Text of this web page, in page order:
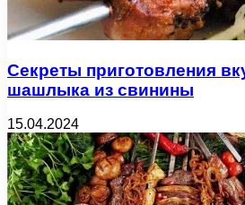
Секреты приготовления
шашлыка из свинины
15.04.2024